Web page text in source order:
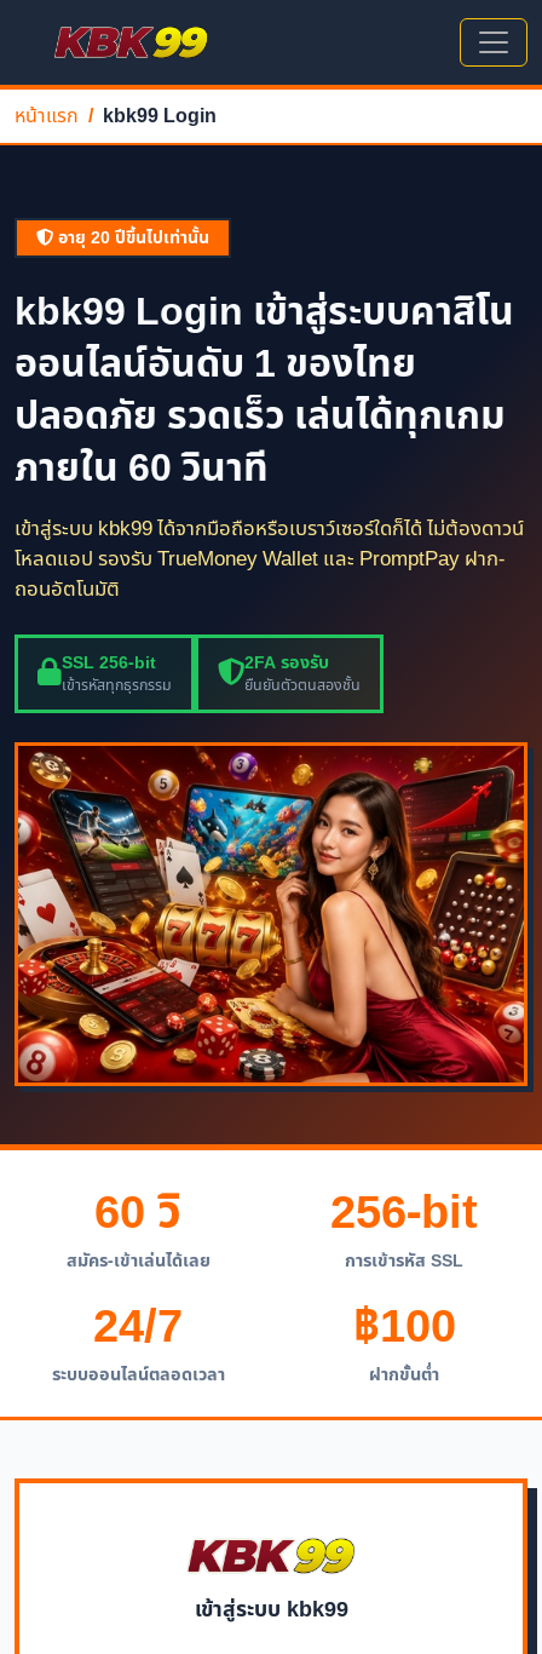
หน้าแรก kbk99 Login
อายุ 20 ปีขึ้นไปเท่านั้น
kbk99 Login เข้าสู่ระบบคาสิโน
ออนไลน์อันดับ 1 ของไทย
ปลอดภัย รวดเร็ว เล่นได้ทุกเกม
ภายใน 60 วินาที
เข้าสู่ระบบ kbk99 ได้จากมือถือหรือเบราว์เซอร์ใดก็ได้ ไม่ต้องดาวน์
โหลดแอป รองรับ TrueMoney Wallet และ PromptPay ฝาก-
ถอนอัตโนมัติ
SSL 256-bit
เข้ารหัสทุกธุรกรรม
2FA รองรับ
ยืนยันตัวตนสองชั้น
60 วิ
สมัคร-เข้าเล่นได้เลย
256-bit
การเข้ารหัส SSL
24/7
ระบบออนไลน์ตลอดเวลา
฿100
ฝากขั้นต่ำ
เข้าสู่ระบบ kbk99